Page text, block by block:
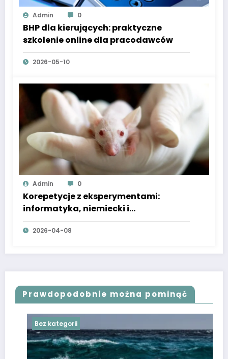
Admin 0
BHP dla kierujących: praktyczne
szkolenie online dla pracodawców
2026-05-10
Admin 0
Korepetycje z eksperymentami:
informatyka, niemiecki i
sensoplastyka dla dzieci
2026-04-08
Prawdopodobnie można pominąć
Bez kategorii